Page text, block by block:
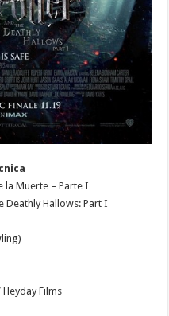
la Muerte – Parte I
Deathly Hallows: Part I
Films